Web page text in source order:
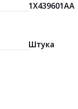
1X439601AA
Штука